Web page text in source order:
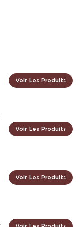
Voir Les Produits
Voir Les Produits
Voir Les Produits